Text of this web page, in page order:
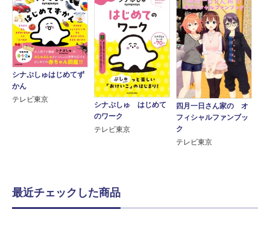
シナぷしゅはじめてず
かん
テレビ東京
シナぷしゅ はじめて
のワーク
テレビ東京
四月一日さん家の オ
フィシャルファンブッ
ク
テレビ東京
最近チェックした商品